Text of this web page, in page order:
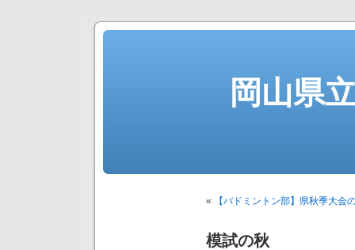
岡山県
« 【バドミントン部】県秋季大会
模試の秋